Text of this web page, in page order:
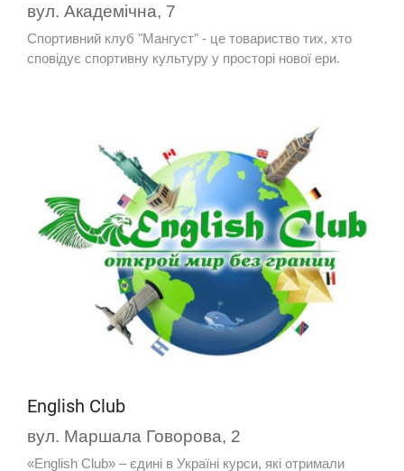
вул. Академічна, 7
Спортивний клуб "Мангуст" - це товариство тих, хто
сповідує спортивну культуру у просторі нової ери.
English Club
вул. Маршала Говорова, 2
«English Club» – єдині в Україні курси, які отримали